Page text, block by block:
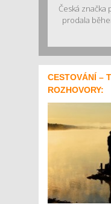
Česká
prodala
CESTOVÁNÍ –
ROZHOVORY: